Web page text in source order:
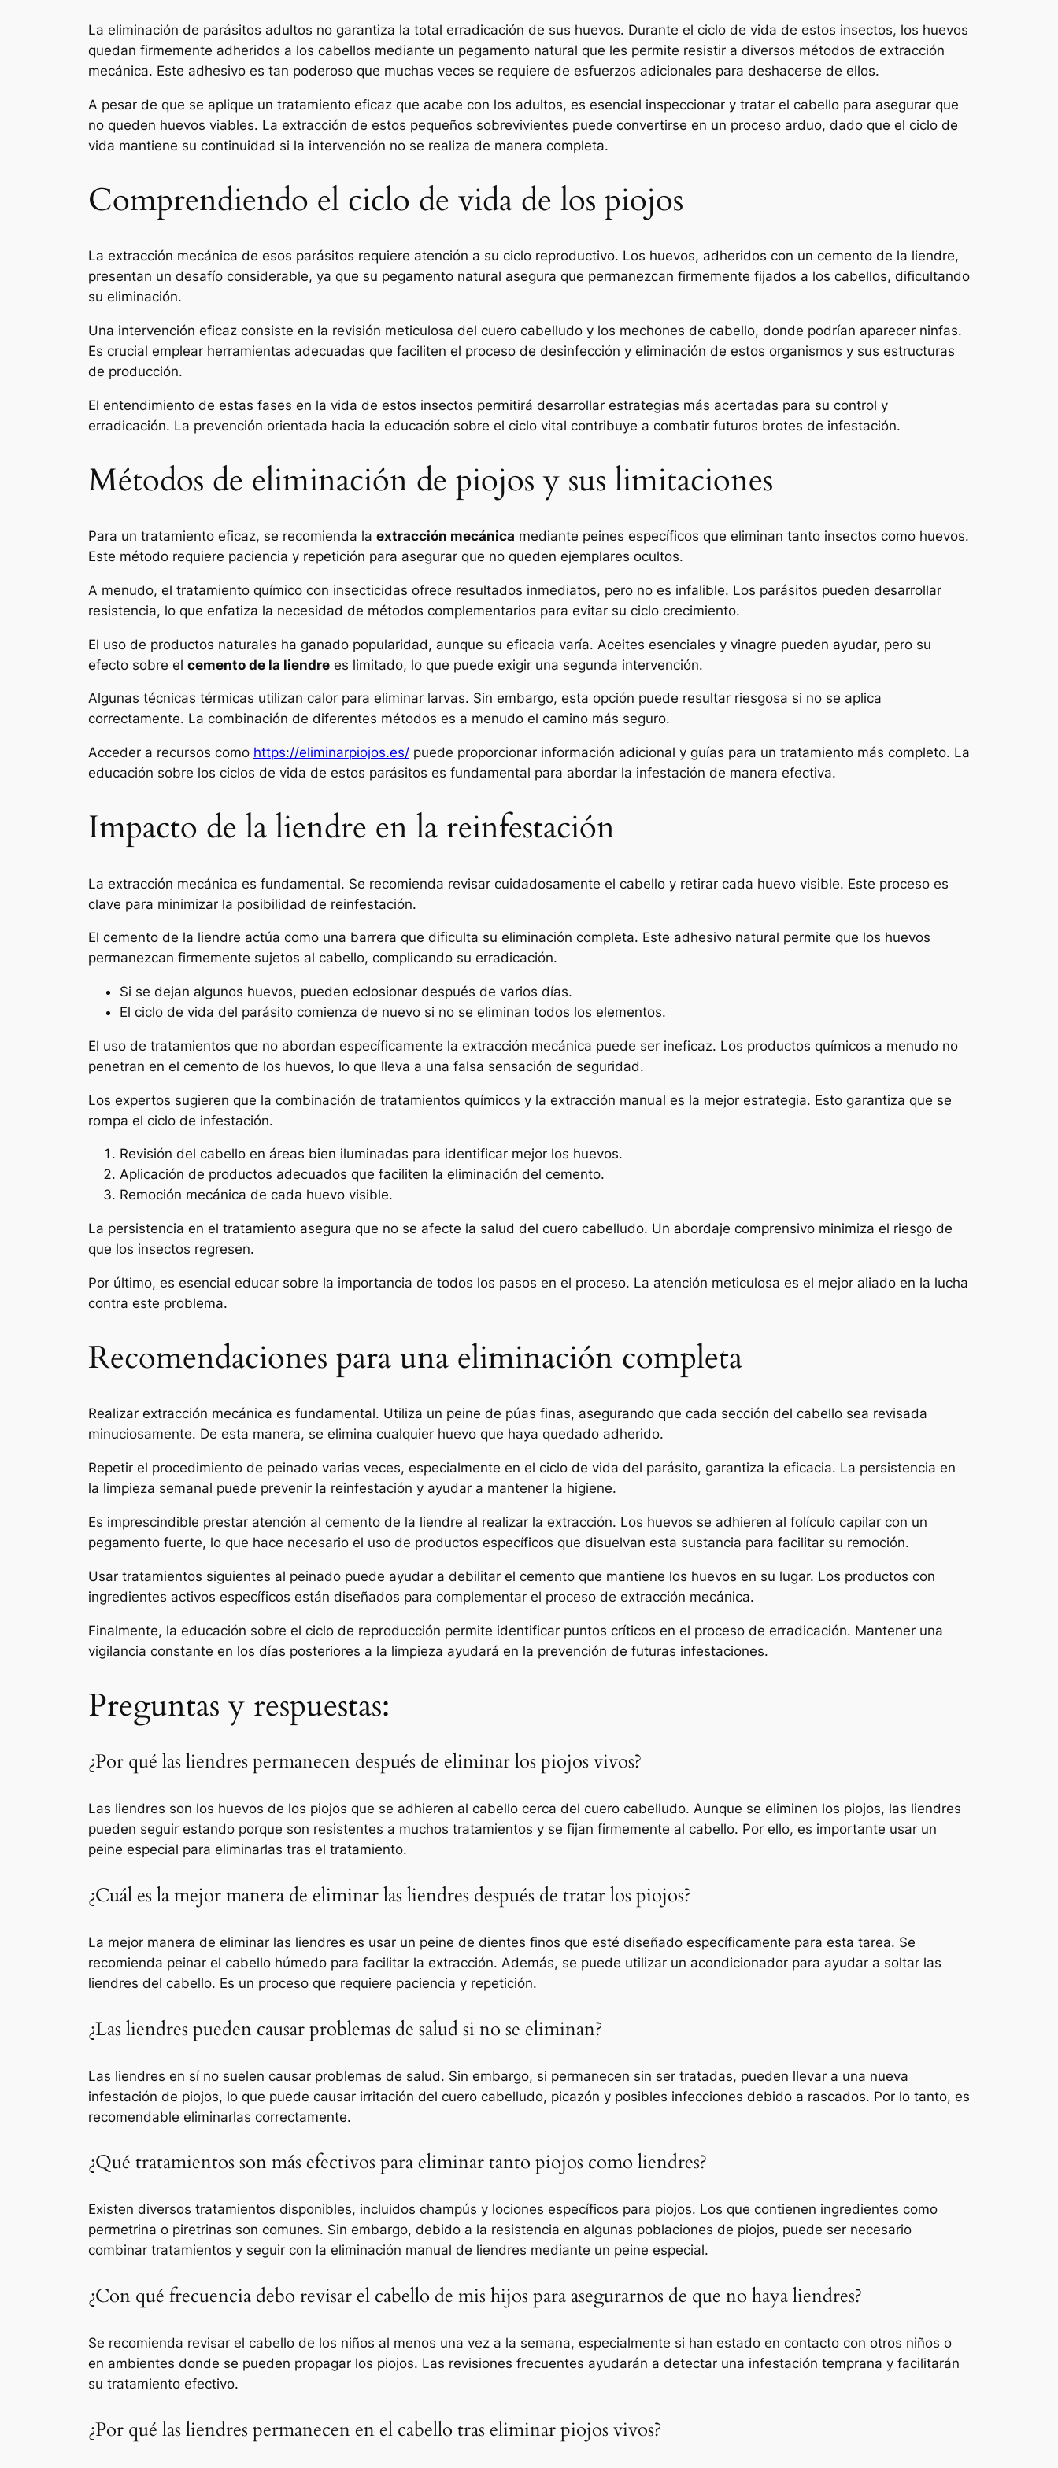
La eliminación de parásitos adultos no garantiza la total erradicación de sus huevos. Durante el ciclo de vida de estos insectos, los huevos
quedan firmemente adheridos a los cabellos mediante un pegamento natural que les permite resistir a diversos métodos de extracción
mecánica. Este adhesivo es tan poderoso que muchas veces se requiere de esfuerzos adicionales para deshacerse de ellos.
A pesar de que se aplique un tratamiento eficaz que acabe con los adultos, es esencial inspeccionar y tratar el cabello para asegurar que
no queden huevos viables. La extracción de estos pequeños sobrevivientes puede convertirse en un proceso arduo, dado que el ciclo de
vida mantiene su continuidad si la intervención no se realiza de manera completa.
Comprendiendo el ciclo de vida de los piojos
La extracción mecánica de esos parásitos requiere atención a su ciclo reproductivo. Los huevos, adheridos con un cemento de la liendre,
presentan un desafío considerable, ya que su pegamento natural asegura que permanezcan firmemente fijados a los cabellos, dificultando
su eliminación.
Una intervención eficaz consiste en la revisión meticulosa del cuero cabelludo y los mechones de cabello, donde podrían aparecer ninfas.
Es crucial emplear herramientas adecuadas que faciliten el proceso de desinfección y eliminación de estos organismos y sus estructuras
de producción.
El entendimiento de estas fases en la vida de estos insectos permitirá desarrollar estrategias más acertadas para su control y
erradicación. La prevención orientada hacia la educación sobre el ciclo vital contribuye a combatir futuros brotes de infestación.
Métodos de eliminación de piojos y sus limitaciones
Para un tratamiento eficaz, se recomienda la extracción mecánica mediante peines específicos que eliminan tanto insectos como huevos.
Este método requiere paciencia y repetición para asegurar que no queden ejemplares ocultos.
A menudo, el tratamiento químico con insecticidas ofrece resultados inmediatos, pero no es infalible. Los parásitos pueden desarrollar
resistencia, lo que enfatiza la necesidad de métodos complementarios para evitar su ciclo crecimiento.
El uso de productos naturales ha ganado popularidad, aunque su eficacia varía. Aceites esenciales y vinagre pueden ayudar, pero su
efecto sobre el cemento de la liendre es limitado, lo que puede exigir una segunda intervención.
Algunas técnicas térmicas utilizan calor para eliminar larvas. Sin embargo, esta opción puede resultar riesgosa si no se aplica
correctamente. La combinación de diferentes métodos es a menudo el camino más seguro.
Acceder a recursos como https://eliminarpiojos.es/ puede proporcionar información adicional y guías para un tratamiento más completo. La
educación sobre los ciclos de vida de estos parásitos es fundamental para abordar la infestación de manera efectiva.
Impacto de la liendre en la reinfestación
La extracción mecánica es fundamental. Se recomienda revisar cuidadosamente el cabello y retirar cada huevo visible. Este proceso es
clave para minimizar la posibilidad de reinfestación.
El cemento de la liendre actúa como una barrera que dificulta su eliminación completa. Este adhesivo natural permite que los huevos
permanezcan firmemente sujetos al cabello, complicando su erradicación.
Si se dejan algunos huevos, pueden eclosionar después de varios días.
El ciclo de vida del parásito comienza de nuevo si no se eliminan todos los elementos.
El uso de tratamientos que no abordan específicamente la extracción mecánica puede ser ineficaz. Los productos químicos a menudo no
penetran en el cemento de los huevos, lo que lleva a una falsa sensación de seguridad.
Los expertos sugieren que la combinación de tratamientos químicos y la extracción manual es la mejor estrategia. Esto garantiza que se
rompa el ciclo de infestación.
Revisión del cabello en áreas bien iluminadas para identificar mejor los huevos.
Aplicación de productos adecuados que faciliten la eliminación del cemento.
Remoción mecánica de cada huevo visible.
La persistencia en el tratamiento asegura que no se afecte la salud del cuero cabelludo. Un abordaje comprensivo minimiza el riesgo de
que los insectos regresen.
Por último, es esencial educar sobre la importancia de todos los pasos en el proceso. La atención meticulosa es el mejor aliado en la lucha
contra este problema.
Recomendaciones para una eliminación completa
Realizar extracción mecánica es fundamental. Utiliza un peine de púas finas, asegurando que cada sección del cabello sea revisada
minuciosamente. De esta manera, se elimina cualquier huevo que haya quedado adherido.
Repetir el procedimiento de peinado varias veces, especialmente en el ciclo de vida del parásito, garantiza la eficacia. La persistencia en
la limpieza semanal puede prevenir la reinfestación y ayudar a mantener la higiene.
Es imprescindible prestar atención al cemento de la liendre al realizar la extracción. Los huevos se adhieren al folículo capilar con un
pegamento fuerte, lo que hace necesario el uso de productos específicos que disuelvan esta sustancia para facilitar su remoción.
Usar tratamientos siguientes al peinado puede ayudar a debilitar el cemento que mantiene los huevos en su lugar. Los productos con
ingredientes activos específicos están diseñados para complementar el proceso de extracción mecánica.
Finalmente, la educación sobre el ciclo de reproducción permite identificar puntos críticos en el proceso de erradicación. Mantener una
vigilancia constante en los días posteriores a la limpieza ayudará en la prevención de futuras infestaciones.
Preguntas y respuestas:
¿Por qué las liendres permanecen después de eliminar los piojos vivos?
Las liendres son los huevos de los piojos que se adhieren al cabello cerca del cuero cabelludo. Aunque se eliminen los piojos, las liendres
pueden seguir estando porque son resistentes a muchos tratamientos y se fijan firmemente al cabello. Por ello, es importante usar un
peine especial para eliminarlas tras el tratamiento.
¿Cuál es la mejor manera de eliminar las liendres después de tratar los piojos?
La mejor manera de eliminar las liendres es usar un peine de dientes finos que esté diseñado específicamente para esta tarea. Se
recomienda peinar el cabello húmedo para facilitar la extracción. Además, se puede utilizar un acondicionador para ayudar a soltar las
liendres del cabello. Es un proceso que requiere paciencia y repetición.
¿Las liendres pueden causar problemas de salud si no se eliminan?
Las liendres en sí no suelen causar problemas de salud. Sin embargo, si permanecen sin ser tratadas, pueden llevar a una nueva
infestación de piojos, lo que puede causar irritación del cuero cabelludo, picazón y posibles infecciones debido a rascados. Por lo tanto, es
recomendable eliminarlas correctamente.
¿Qué tratamientos son más efectivos para eliminar tanto piojos como liendres?
Existen diversos tratamientos disponibles, incluidos champús y lociones específicos para piojos. Los que contienen ingredientes como
permetrina o piretrinas son comunes. Sin embargo, debido a la resistencia en algunas poblaciones de piojos, puede ser necesario
combinar tratamientos y seguir con la eliminación manual de liendres mediante un peine especial.
¿Con qué frecuencia debo revisar el cabello de mis hijos para asegurarnos de que no haya liendres?
Se recomienda revisar el cabello de los niños al menos una vez a la semana, especialmente si han estado en contacto con otros niños o
en ambientes donde se pueden propagar los piojos. Las revisiones frecuentes ayudarán a detectar una infestación temprana y facilitarán
su tratamiento efectivo.
¿Por qué las liendres permanecen en el cabello tras eliminar piojos vivos?